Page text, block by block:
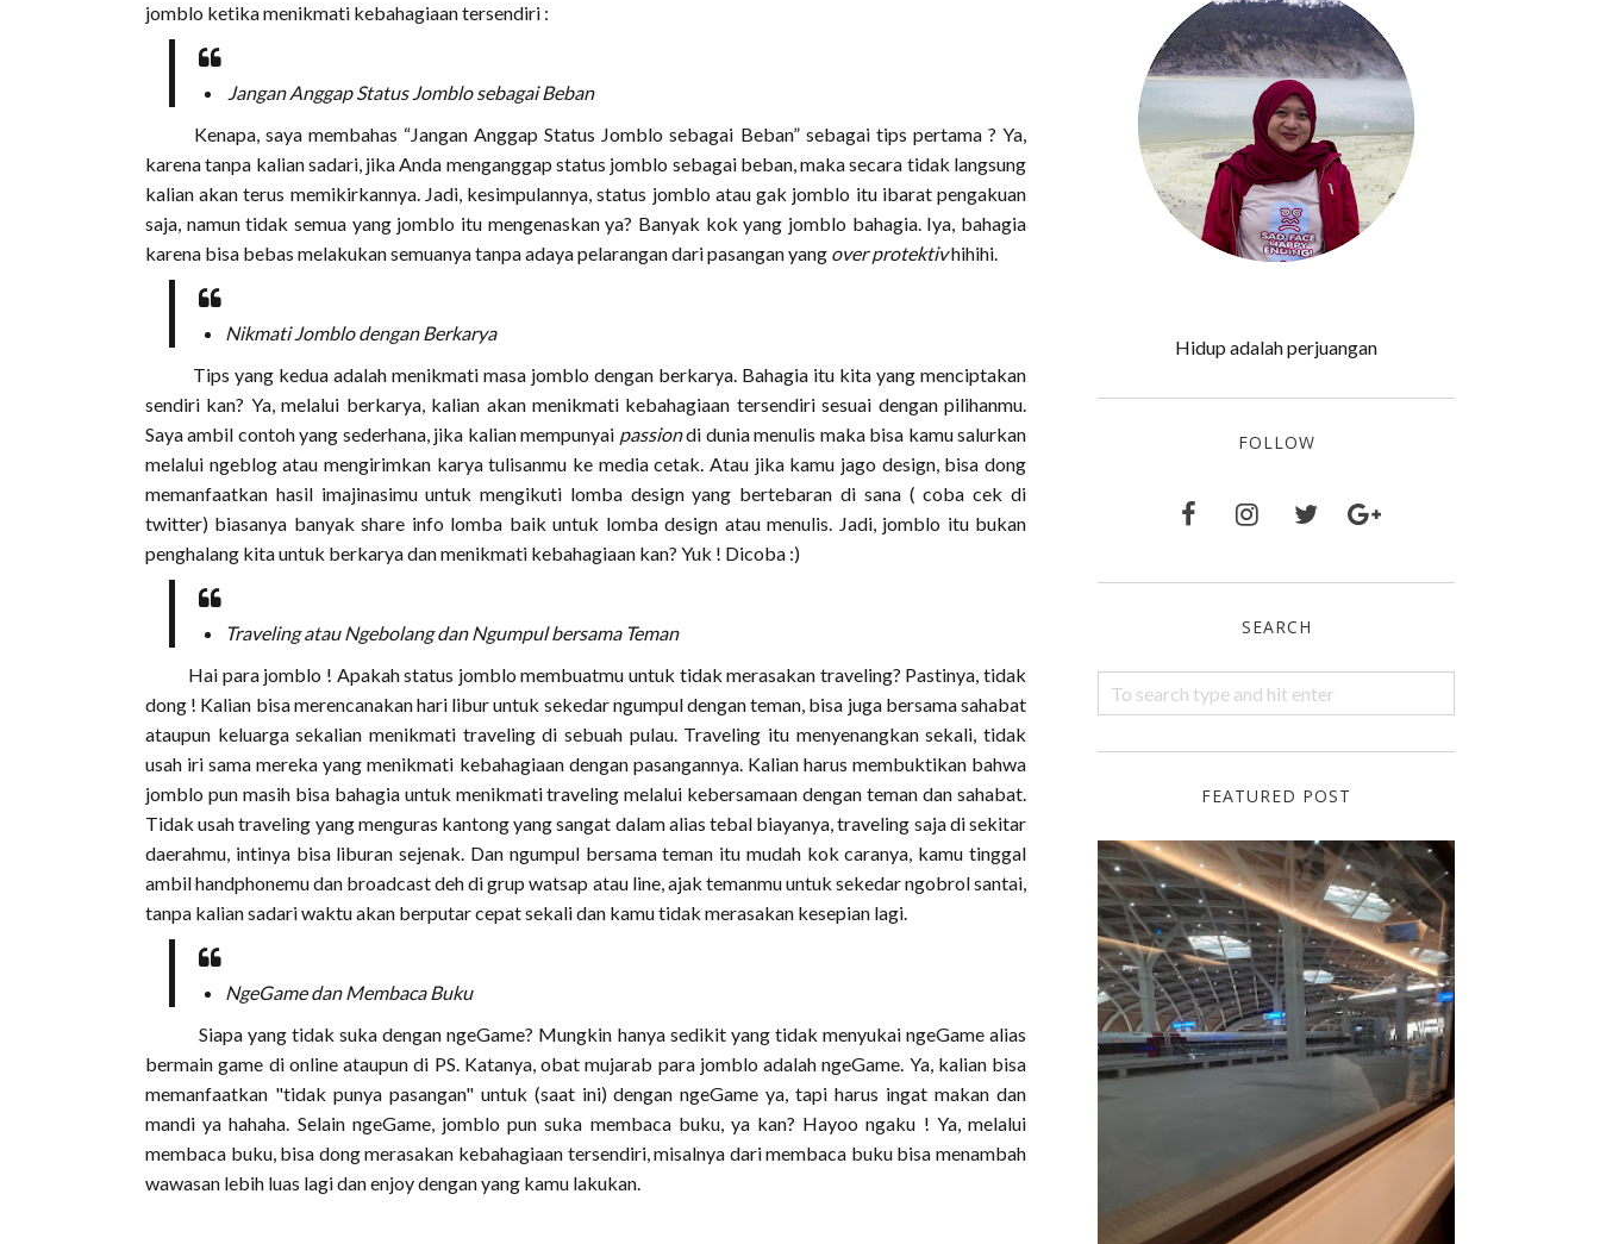
jomblo ketika menikmati kebahagiaan tersendiri :
Jangan Anggap Status Jomblo sebagai Beban
Kenapa, saya membahas “Jangan Anggap Status Jomblo sebagai Beban” sebagai tips pertama ? Ya,
karena tanpa kalian sadari, jika Anda menganggap status jomblo sebagai beban, maka secara tidak langsung
kalian akan terus memikirkannya. Jadi, kesimpulannya, status jomblo atau gak jomblo itu ibarat pengakuan
saja, namun tidak semua yang jomblo itu mengenaskan ya? Banyak kok yang jomblo bahagia. Iya, bahagia
karena bisa bebas melakukan semuanya tanpa adaya pelarangan dari pasangan yang over protektivhihihi.
Nikmati Jomblo dengan Berkarya
Tips yang kedua adalah menikmati masa jomblo dengan berkarya. Bahagia itu kita yang menciptakan
sendiri kan? Ya, melalui berkarya, kalian akan menikmati kebahagiaan tersendiri sesuai dengan pilihanmu.
Saya ambil contoh yang sederhana, jika kalian mempunyai passiondi dunia menulis maka bisa kamu salurkan
melalui ngeblog atau mengirimkan karya tulisanmu ke media cetak. Atau jika kamu jago design, bisa dong
memanfaatkan hasil imajinasimu untuk mengikuti lomba design yang bertebaran di sana ( coba cek di
twitter) biasanya banyak share info lomba baik untuk lomba design atau menulis. Jadi, jomblo itu bukan
penghalang kita untuk berkarya dan menikmati kebahagiaan kan? Yuk ! Dicoba :)
Traveling atau Ngebolang dan Ngumpul bersama Teman
Hai para jomblo ! Apakah status jomblo membuatmu untuk tidak merasakan traveling? Pastinya, tidak
dong ! Kalian bisa merencanakan hari libur untuk sekedar ngumpul dengan teman, bisa juga bersama sahabat
ataupun keluarga sekalian menikmati traveling di sebuah pulau. Traveling itu menyenangkan sekali, tidak
usah iri sama mereka yang menikmati kebahagiaan dengan pasangannya. Kalian harus membuktikan bahwa
jomblo pun masih bisa bahagia untuk menikmati traveling melalui kebersamaan dengan teman dan sahabat.
Tidak usah traveling yang menguras kantong yang sangat dalam alias tebal biayanya, traveling saja di sekitar
daerahmu, intinya bisa liburan sejenak. Dan ngumpul bersama teman itu mudah kok caranya, kamu tinggal
ambil handphonemu dan broadcast deh di grup watsap atau line, ajak temanmu untuk sekedar ngobrol santai,
tanpa kalian sadari waktu akan berputar cepat sekali dan kamu tidak merasakan kesepian lagi.
NgeGame dan Membaca Buku
Siapa yang tidak suka dengan ngeGame? Mungkin hanya sedikit yang tidak menyukai ngeGame alias
bermain game di online ataupun di PS. Katanya, obat mujarab para jomblo adalah ngeGame. Ya, kalian bisa
memanfaatkan "tidak punya pasangan" untuk (saat ini) dengan ngeGame ya, tapi harus ingat makan dan
mandi ya hahaha. Selain ngeGame, jomblo pun suka membaca buku, ya kan? Hayoo ngaku ! Ya, melalui
membaca buku, bisa dong merasakan kebahagiaan tersendiri, misalnya dari membaca buku bisa menambah
wawasan lebih luas lagi dan enjoy dengan yang kamu lakukan.
Hidup adalah perjuangan
FOLLOW
SEARCH
FEATURED POST